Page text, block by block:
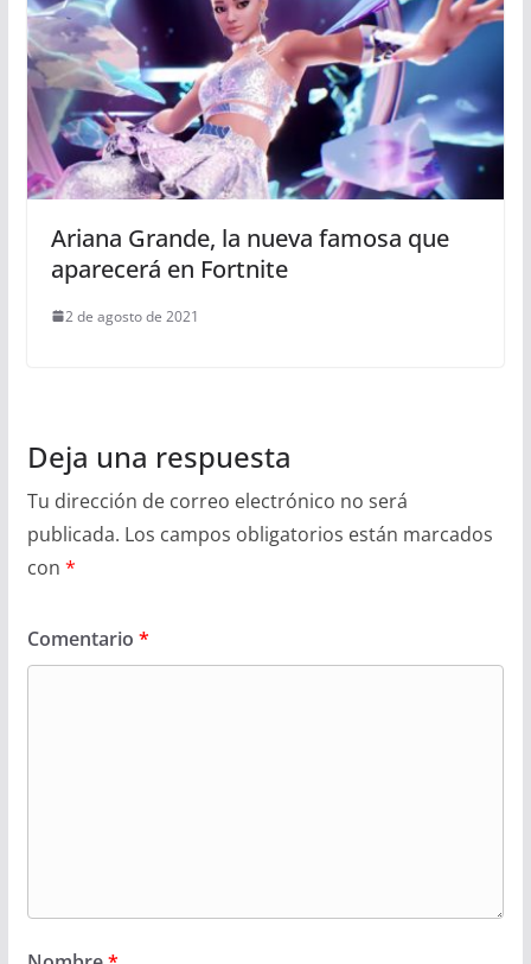
Ariana Grande, la nueva famosa que
aparecerá en Fortnite
2 de agosto de 2021
Deja una respuesta
Tu dirección de correo electrónico no será
publicada. Los campos obligatorios están marcados
con *
Comentario *